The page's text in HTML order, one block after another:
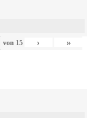
von 15 › »